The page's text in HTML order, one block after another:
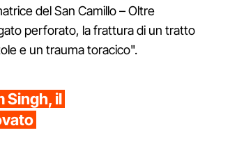
del San Camillo – Oltre
perforato, la frattura di un tratto
e un trauma toracico".
Singh, il